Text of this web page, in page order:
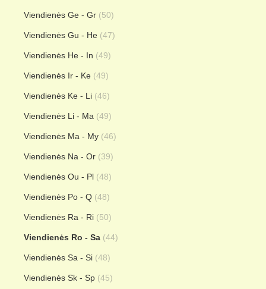
Viendienės Ge - Gr (50)
Viendienės Gu - He (47)
Viendienės He - In (49)
Viendienės Ir - Ke (49)
Viendienės Ke - Li (46)
Viendienės Li - Ma (49)
Viendienės Ma - My (46)
Viendienės Na - Or (39)
Viendienės Ou - Pl (48)
Viendienės Po - Q (48)
Viendienės Ra - Ri (50)
Viendienės Ro - Sa (44)
Viendienės Sa - Si (48)
Viendienės Sk - Sp (45)